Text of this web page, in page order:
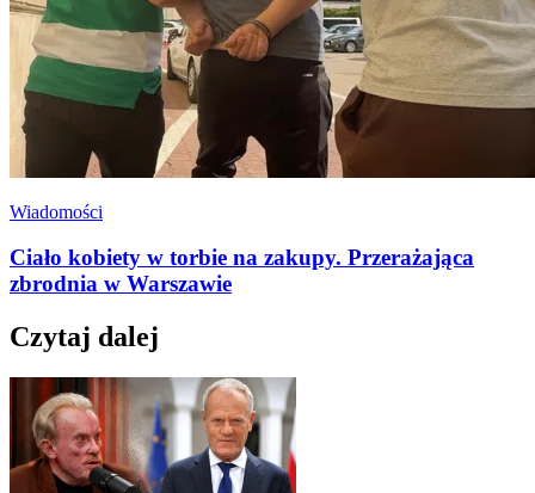
Wiadomości
Ciało kobiety w torbie na zakupy. Przerażająca
zbrodnia w Warszawie
Czytaj dalej